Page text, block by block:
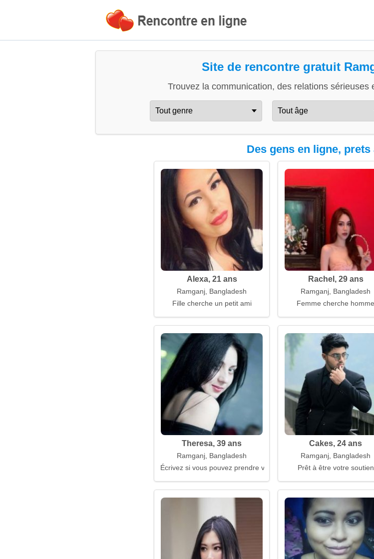
Site de rencontre gratuit
Trouvez la communication, des relations sérieuses
Des gens en ligne,
Alexa, 21 ans
Ramganj, Bangladesh
Fille cherche un petit ami
Rachel, 29 ans
Ramganj, Bangladesh
Femme cherche homme
Theresa, 39 ans
Ramganj, Bangladesh
Écrivez si vous pouvez prendre votre temps
Cakes, 24 ans
Ramganj, Bangladesh
Prêt à être votre soutien